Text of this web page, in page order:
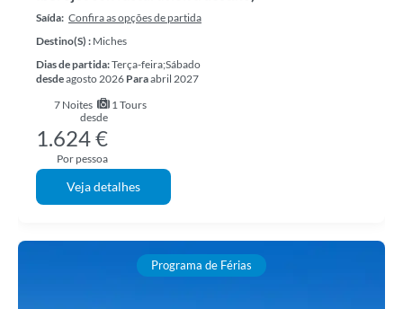
Saída: Confira as opções de partida
Destino(s) : Miches
Dias de partida:Terça-feira;Sábado
desdeagosto 2026 Paraabril 2027
7 Noites
1 Tours
desde
1.624 €
Por pessoa
Veja detalhes
Programa de Férias